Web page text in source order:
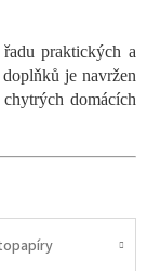
praktických a
je navržen
domácích